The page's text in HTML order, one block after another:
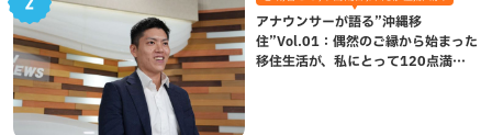
アナウンサーが語る”沖縄移
住”Vol.01：偶然のご縁から始まった
移住生活が、私にとって120点満点